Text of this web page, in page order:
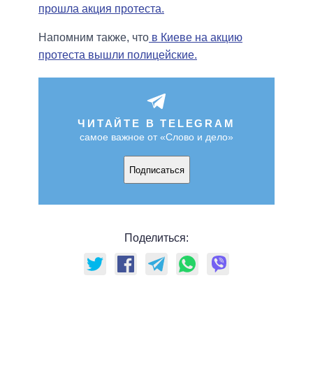
прошла акция протеста.
Напомним также, что в Киеве на акцию
протеста вышли полицейские.
ЧИТАЙТЕ В TELEGRAM
самое важное от «Слово и дело»
Подписаться
Поделиться: